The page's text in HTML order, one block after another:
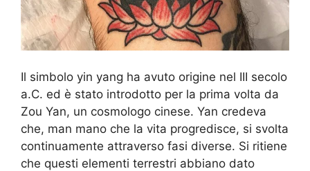
Il simbolo yin yang ha avuto origine nel III secolo
a.C. ed è stato introdotto per la prima volta da
Zou Yan, un cosmologo cinese. Yan credeva
che, man mano che la vita progredisce, si svolta
continuamente attraverso fasi diverse. Si ritiene
che questi elementi terrestri abbiano dato